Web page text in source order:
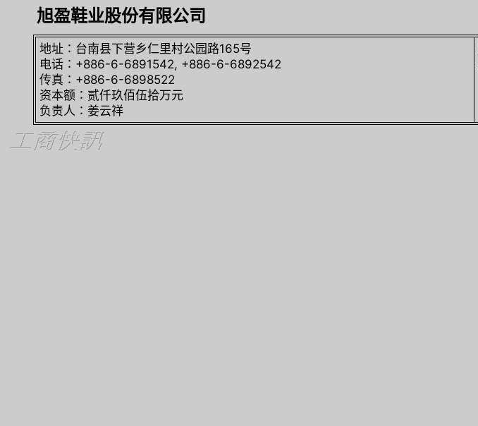
旭盈鞋业股份有限公司
地址∶台南县下营乡仁里村公园路165号
电话∶+886-6-6891542, +886-6-6892542
传真∶+886-6-6898522
资本额∶贰仟玖佰伍拾万元
负责人∶姜云祥